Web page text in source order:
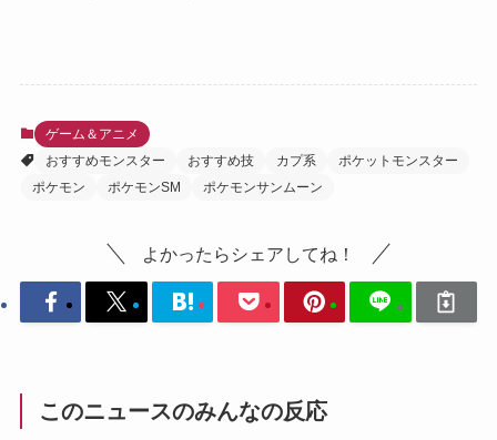
ゲーム＆アニメ
おすすめモンスター
おすすめ技 カプ系
ポケットモンスター
ポケモン
ポケモンSM ポケモンサンムーン
よかったらシェアしてね！
このニュースのみんなの反応